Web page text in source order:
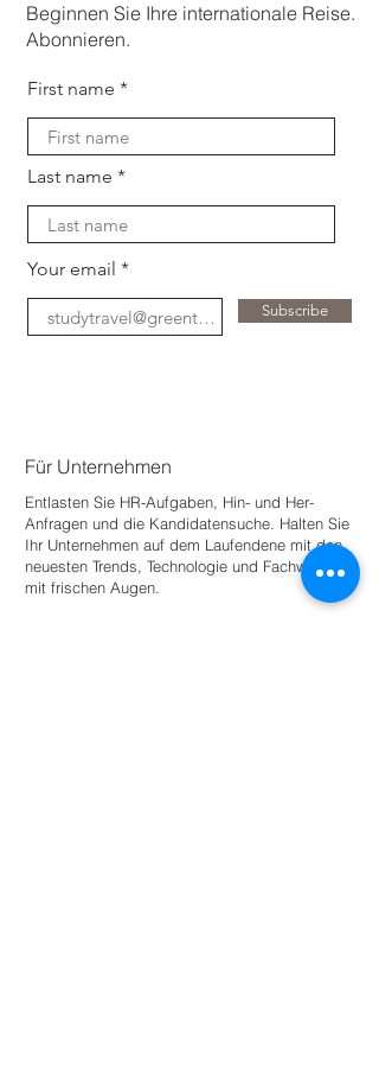
Beginnen Sie Ihre internationale Reise.
Abonnieren.
First name
Last name
Your email
Subscribe
Für Unternehmen
Entlasten Sie HR-Aufgaben, Hin- und Her-
Anfragen und die Kandidatensuche. Halten Sie
Ihr Unternehmen auf dem Laufendene mit den
neuesten Trends, Technologie und Fachwissen
mit frischen Augen.